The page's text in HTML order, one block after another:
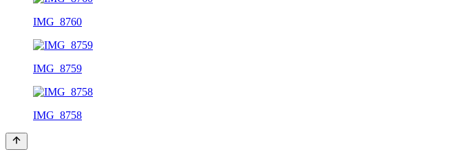
IMG_8760
IMG_8759
IMG_8758